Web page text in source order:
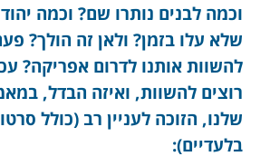
וכמה לבנים נותרו שם? וכמה
שלא עלו בזמן? ולאן זה הולך?
להשוות אותנו לדרום אפריקה?
רוצים להשוות, ואיזה הבדל,
שלנו, הזוכה לעניין רב (כולל
בלעדיים):